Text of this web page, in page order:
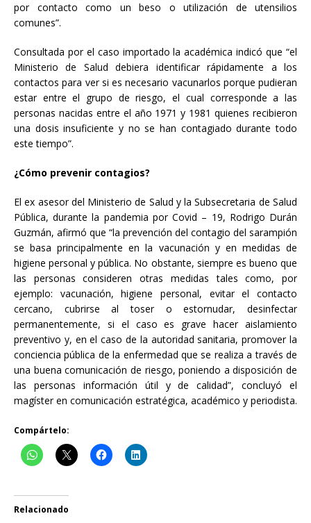
por contacto como un beso o utilización de utensilios
comunes”.
Consultada por el caso importado la académica indicó que “el
Ministerio de Salud debiera identificar rápidamente a los
contactos para ver si es necesario vacunarlos porque pudieran
estar entre el grupo de riesgo, el cual corresponde a las
personas nacidas entre el año 1971 y 1981 quienes recibieron
una dosis insuficiente y no se han contagiado durante todo
este tiempo”.
¿Cómo prevenir contagios?
El ex asesor del Ministerio de Salud y la Subsecretaria de Salud
Pública, durante la pandemia por Covid – 19, Rodrigo Durán
Guzmán, afirmó que “la prevención del contagio del sarampión
se basa principalmente en la vacunación y en medidas de
higiene personal y pública. No obstante, siempre es bueno que
las personas consideren otras medidas tales como, por
ejemplo: vacunación, higiene personal, evitar el contacto
cercano, cubrirse al toser o estornudar, desinfectar
permanentemente, si el caso es grave hacer aislamiento
preventivo y, en el caso de la autoridad sanitaria, promover la
conciencia pública de la enfermedad que se realiza a través de
una buena comunicación de riesgo, poniendo a disposición de
las personas información útil y de calidad”, concluyó el
magíster en comunicación estratégica, académico y periodista.
Compártelo:
Relacionado